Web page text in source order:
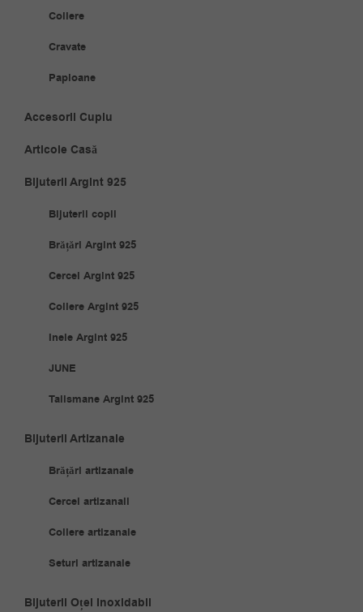
Coliere
Cravate
Papioane
Accesorii Cuplu
Articole Casă
Bijuterii Argint 925
Bijuterii copii
Brățări Argint 925
Cercei Argint 925
Coliere Argint 925
Inele Argint 925
JUNE
Talismane Argint 925
Bijuterii Artizanale
Brățări artizanale
Cercei artizanali
Coliere artizanale
Seturi artizanale
Bijuterii Oțel Inoxidabil